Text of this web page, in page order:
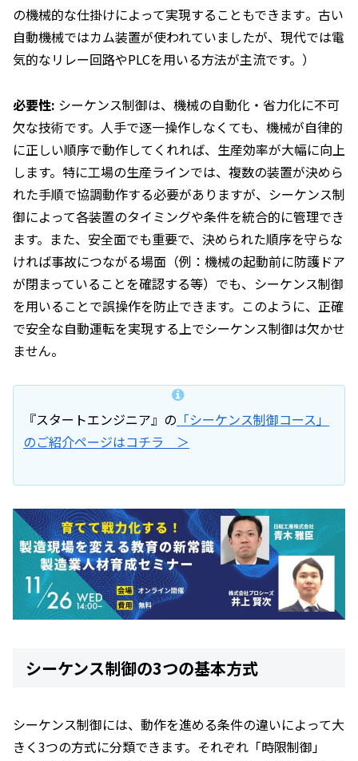
の機械的な仕掛けによって実現することもできます​。古い
自動機械ではカム装置が使われていましたが、現代では電
気的なリレー回路やPLCを用いる方法が主流です。）
必要性: シーケンス制御は、機械の自動化・省力化に不可
欠な技術です。人手で逐一操作しなくても、機械が自律的
に正しい順序で動作してくれれば、生産効率が大幅に向上
します。特に工場の生産ラインでは、複数の装置が決めら
れた手順で協調動作する必要がありますが、シーケンス制
御によって各装置のタイミングや条件を統合的に管理でき
ます。また、安全面でも重要で、決められた順序を守らな
ければ事故につながる場面（例：機械の起動前に防護ドア
が閉まっていることを確認する等）でも、シーケンス制御
を用いることで誤操作を防止できます。このように、正確
で安全な自動運転を実現する上でシーケンス制御は欠かせ
ません。
『スタートエンジニア』の 「シーケンス制御コース」
のご紹介ページはコチラ ＞
シーケンス制御の3つの基本方式
シーケンス制御には、動作を進める条件の違いによって大
きく3つの方式に分類できます。それぞれ「時限制御」